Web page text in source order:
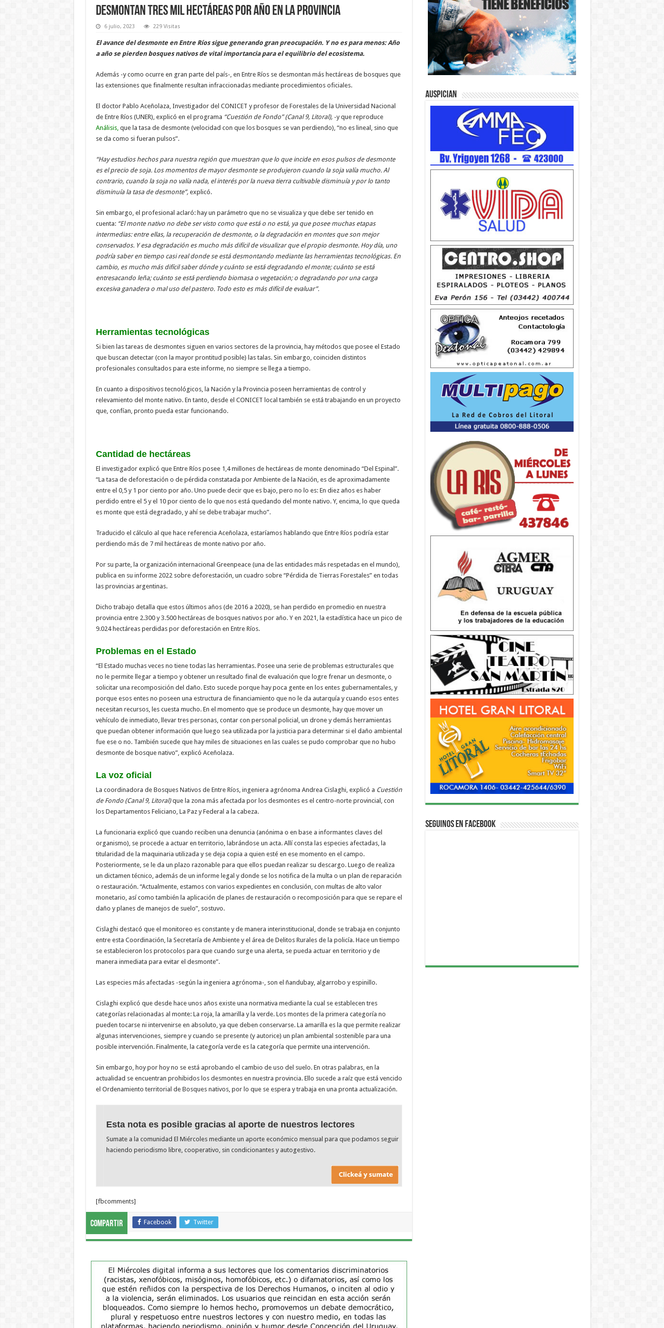
Desmontan tres mil hectáreas por año en la provincia
6 julio, 2023 229 Visitas
El avance del desmonte en Entre Ríos sigue generando gran preocupación. Y no es para menos: Año
a año se pierden bosques nativos de vital importancia para el equilibrio del ecosistema.
Además -y como ocurre en gran parte del país-, en Entre Ríos se desmontan más hectáreas de bosques que
las extensiones que finalmente resultan infraccionadas mediante procedimientos oficiales.
El doctor Pablo Aceñolaza, Investigador del CONICET y profesor de Forestales de la Universidad Nacional
de Entre Ríos (UNER), explicó en el programa “Cuestión de Fondo” (Canal 9, Litoral),-y que reproduce
Análisis, que la tasa de desmonte (velocidad con que los bosques se van perdiendo), “no es lineal, sino que
se da como si fueran pulsos”.
“Hay estudios hechos para nuestra región que muestran que lo que incide en esos pulsos de desmonte
es el precio de soja. Los momentos de mayor desmonte se produjeron cuando la soja valía mucho. Al
contrario, cuando la soja no valía nada, el interés por la nueva tierra cultivable disminuía y por lo tanto
disminuía la tasa de desmonte”,explicó.
Sin embargo, el profesional aclaró: hay un parámetro que no se visualiza y que debe ser tenido en
cuenta: “El monte nativo no debe ser visto como que está o no está, ya que posee muchas etapas
intermedias: entre ellas, la recuperación de desmonte, o la degradación en montes que son mejor
conservados. Y esa degradación es mucho más difícil de visualizar que el propio desmonte. Hoy día, uno
podría saber en tiempo casi real donde se está desmontando mediante las herramientas tecnológicas. En
cambio, es mucho más difícil saber dónde y cuánto se está degradando el monte; cuánto se está
entresacando leña; cuánto se está perdiendo biomasa o vegetación; o degradando por una carga
excesiva ganadera o mal uso del pastero. Todo esto es más difícil de evaluar”.
Herramientas tecnológicas
Si bien las tareas de desmontes siguen en varios sectores de la provincia, hay métodos que posee el Estado
que buscan detectar (con la mayor prontitud posible) las talas. Sin embargo, coinciden distintos
profesionales consultados para este informe, no siempre se llega a tiempo.
En cuanto a dispositivos tecnológicos, la Nación y la Provincia poseen herramientas de control y
relevamiento del monte nativo. En tanto, desde el CONICET local también se está trabajando en un proyecto
que, confían, pronto pueda estar funcionando.
Cantidad de hectáreas
El investigador explicó que Entre Ríos posee 1,4 millones de hectáreas de monte denominado “Del Espinal”.
“La tasa de deforestación o de pérdida constatada por Ambiente de la Nación, es de aproximadamente
entre el 0,5 y 1 por ciento por año. Uno puede decir que es bajo, pero no lo es: En diez años es haber
perdido entre el 5 y el 10 por ciento de lo que nos está quedando del monte nativo. Y, encima, lo que queda
es monte que está degradado, y ahí se debe trabajar mucho”.
Traducido el cálculo al que hace referencia Aceñolaza, estaríamos hablando que Entre Ríos podría estar
perdiendo más de 7 mil hectáreas de monte nativo por año.
Por su parte, la organización internacional Greenpeace (una de las entidades más respetadas en el mundo),
publica en su informe 2022 sobre deforestación, un cuadro sobre “Pérdida de Tierras Forestales” en todas
las provincias argentinas.
Dicho trabajo detalla que estos últimos años (de 2016 a 2020), se han perdido en promedio en nuestra
provincia entre 2.300 y 3.500 hectáreas de bosques nativos por año. Y en 2021, la estadística hace un pico de
9.024 hectáreas perdidas por deforestación en Entre Ríos.
Problemas en el Estado
“El Estado muchas veces no tiene todas las herramientas. Posee una serie de problemas estructurales que
no le permite llegar a tiempo y obtener un resultado final de evaluación que logre frenar un desmonte, o
solicitar una recomposición del daño. Esto sucede porque hay poca gente en los entes gubernamentales, y
porque esos entes no poseen una estructura de financiamiento que no le da autarquía y cuando esos entes
necesitan recursos, les cuesta mucho. En el momento que se produce un desmonte, hay que mover un
vehículo de inmediato, llevar tres personas, contar con personal policial, un drone y demás herramientas
que puedan obtener información que luego sea utilizada por la justicia para determinar si el daño ambiental
fue ese o no. También sucede que hay miles de situaciones en las cuales se pudo comprobar que no hubo
desmonte de bosque nativo”, explicó Aceñolaza.
La voz oficial
La coordinadora de Bosques Nativos de Entre Ríos, ingeniera agrónoma Andrea Cislaghi, explicó a Cuestión
de Fondo (Canal 9, Litoral)que la zona más afectada por los desmontes es el centro-norte provincial, con
los Departamentos Feliciano, La Paz y Federal a la cabeza.
La funcionaria explicó que cuando reciben una denuncia (anónima o en base a informantes claves del
organismo), se procede a actuar en territorio, labrándose un acta. Allí consta las especies afectadas, la
titularidad de la maquinaria utilizada y se deja copia a quien esté en ese momento en el campo.
Posteriormente, se le da un plazo razonable para que ellos puedan realizar su descargo. Luego de realiza
un dictamen técnico, además de un informe legal y donde se los notifica de la multa o un plan de reparación
o restauración. “Actualmente, estamos con varios expedientes en conclusión, con multas de alto valor
monetario, así como también la aplicación de planes de restauración o recomposición para que se repare el
daño y planes de manejos de suelo”, sostuvo.
Cislaghi destacó que el monitoreo es constante y de manera interinstitucional, donde se trabaja en conjunto
entre esta Coordinación, la Secretaría de Ambiente y el área de Delitos Rurales de la policía. Hace un tiempo
se establecieron los protocolos para que cuando surge una alerta, se pueda actuar en territorio y de
manera inmediata para evitar el desmonte”.
Las especies más afectadas -según la ingeniera agrónoma-, son el ñandubay, algarrobo y espinillo.
Cislaghi explicó que desde hace unos años existe una normativa mediante la cual se establecen tres
categorías relacionadas al monte: La roja, la amarilla y la verde. Los montes de la primera categoría no
pueden tocarse ni intervenirse en absoluto, ya que deben conservarse. La amarilla es la que permite realizar
algunas intervenciones, siempre y cuando se presente (y autorice) un plan ambiental sostenible para una
posible intervención. Finalmente, la categoría verde es la categoría que permite una intervención.
Sin embargo, hoy por hoy no se está aprobando el cambio de uso del suelo. En otras palabras, en la
actualidad se encuentran prohibidos los desmontes en nuestra provincia. Ello sucede a raíz que está vencido
el Ordenamiento territorial de Bosques nativos, por lo que se espera y trabaja en una pronta actualización.
Esta nota es posible gracias al aporte de nuestros lectores
Sumate a la comunidad El Miércoles mediante un aporte económico mensual para que podamos seguir
haciendo periodismo libre, cooperativo, sin condicionantes y autogestivo.
[fbcomments]
Compartir Facebook Twitter
Auspician
Seguinos en Facebook